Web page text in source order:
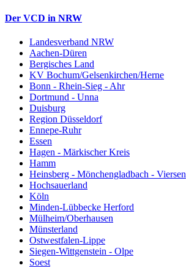
Der VCD in NRW
Landesverband NRW
Aachen-Düren
Bergisches Land
KV Bochum/Gelsenkirchen/Herne
Bonn - Rhein-Sieg - Ahr
Dortmund - Unna
Duisburg
Region Düsseldorf
Ennepe-Ruhr
Essen
Hagen - Märkischer Kreis
Hamm
Heinsberg - Mönchengladbach - Viersen
Hochsauerland
Köln
Minden-Lübbecke Herford
Mülheim/Oberhausen
Münsterland
Ostwestfalen-Lippe
Siegen-Wittgenstein - Olpe
Soest